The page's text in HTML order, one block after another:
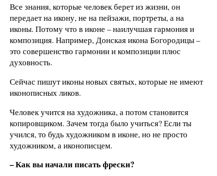
Все знания, которые человек берет из жизни, он
передает на икону, не на пейзажи, портреты, а на
иконы. Потому что в иконе – наилучшая гармония и
композиция. Например, Донская икона Богородицы –
это совершенство гармонии и композиции плюс
духовность.
Сейчас пишут иконы новых святых, которые не имеют
иконописных ликов.
Человек учится на художника, а потом становится
копировщиком. Зачем тогда было учиться? Если ты
учился, то будь художником в иконе, но не просто
художником, а иконописцем.
– Как вы начали писать фрески?